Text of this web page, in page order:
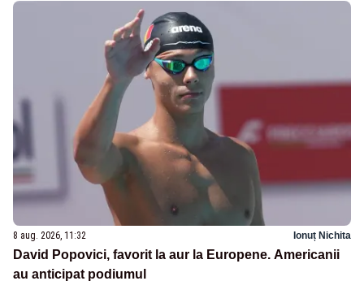
8 aug. 2026, 11:32 Ionuț Nichita
David Popovici, favorit la aur la Europene. Americanii
au anticipat podiumul